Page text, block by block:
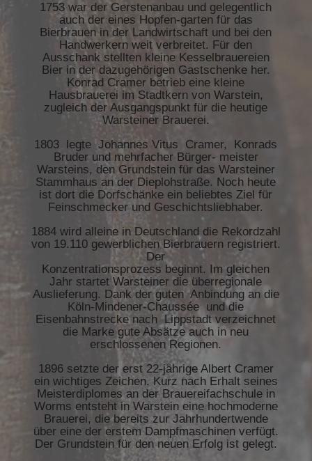
1753 war der Gerstenanbau und gelegentlich
auch der eines Hopfen-garten für das
Bierbrauen in der Landwirtschaft und bei den
Handwerkern weit verbreitet. Für den
Ausschank stellten kleine Kesselbrauereien
Bier in der dazugehörigen Gastschenke her.
Konrad Cramer betrieb eine kleine
Hausbrauerei im Stadtkern von Warstein,
zugleich der Ausgangspunkt für die heutige
Warsteiner Brauerei.
1803 legte Johannes Vitus Cramer, Konrads
Bruder und mehrfacher Bürger- meister
Warsteins, den Grundstein für das Warsteiner
Stammhaus an der Dieplohstraße. Noch heute
ist dort die Dorfschänke ein beliebtes Ziel für
Feinschmecker und Geschichtsliebhaber.
1884 wird alleine in Deutschland die Rekordzahl
von 19.110 gewerblichen Bierbrauern registriert.
Der
Konzentrationsprozess beginnt. Im gleichen
Jahr startet Warsteiner die überregionale
Auslieferung. Dank der guten Anbindung an die
Köln-Mindener-Chaussée und die
Eisenbahnstrecke nach Lippstadt verzeichnet
die Marke gute Absätze auch in neu
erschlossenen Regionen.
1896 setzte der erst 22-jährige Albert Cramer
ein wichtiges Zeichen. Kurz nach Erhalt seines
Meisterdiplomes an der Brauereifachschule in
Worms entsteht in Warstein eine hochmoderne
Brauerei, die bereits zur Jahrhundertwende
über eine der erstem Dampfmaschinen verfügt.
Der Grundstein für den neuen Erfolg ist gelegt.